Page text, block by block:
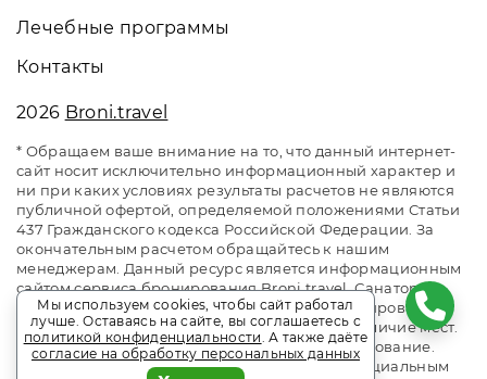
Лечебные программы
Контакты
2026 Broni.travel
* Обращаем ваше внимание на то, что данный интернет-
сайт носит исключительно информационный характер и
ни при каких условиях результаты расчетов не являются
публичной офертой, определяемой положениями Статьи
437 Гражданского кодекса Российской Федерации. За
окончательным расчетом обращайтесь к нашим
менеджерам. Данный ресурс является информационным
сайтом сервиса бронирования Broni.travel. Санаторий
«им. Горького» Кисловодск. Сайт онлайн бронирования
номеров. Актуальные цены, прайс-листы и наличие мест.
Акции и спецпредложения. Выгодное бронирование.
Индивидуальный менеджер. Не является официальным
Мы используем cookies, чтобы сайт работал
лучше. Оставаясь на сайте, вы соглашаетесь с
политикой конфиденциальности. А также даёте
согласие на обработку персональных данных